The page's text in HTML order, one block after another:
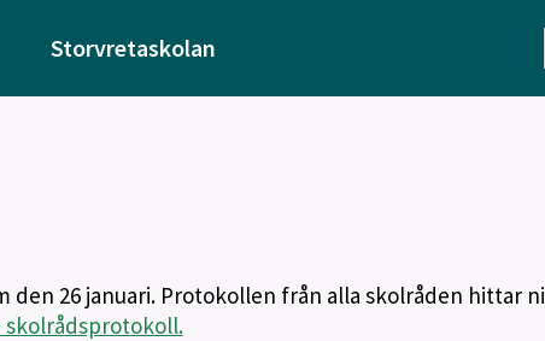
Storvretaskolan
den 26 januari. Protokollen från alla skolråden hittar ni
skolrådsprotokoll.